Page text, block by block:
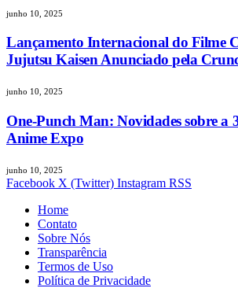
junho 10, 2025
Lançamento Internacional do Filme
Jujutsu Kaisen Anunciado pela
junho 10, 2025
One-Punch Man: Novidades sobre a
Anime Expo
junho 10, 2025
Facebook X (Twitter) Instagram RSS
Home
Contato
Sobre Nós
Transparência
Termos de Uso
Política de Privacidade